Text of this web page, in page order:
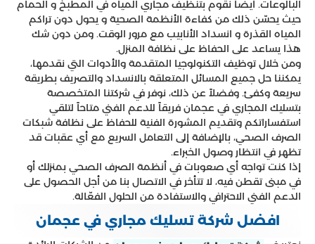
البالوعات. أيضاً نقوم بتنظيف مجاري المياه في المطبخ و الحمام
حيث يحسّن ذلك من كفاءة الأنظمة الصحية و يحول دون تراكم
المياه القذرة و انسداد الأنابيب مع مرور الوقت. ومن دون شك
هذا يساعد على الحفاظ على نظافة المنزل.
ومن خلال توظيف التكنولوجيا المتقدمة والأدوات التي نقدمها،
يمكننا حل جميع المسائل المتعلقة بالانسداد والتصريف بطريقة
سريعة وكفئ. وفضلاً عن ذلك، نوفر في شركتنا المتخصصة
بتسليك المجاري في عجمان فريقاً للدعم الفني متاحاً لتلقي
استفساراتكم وتقديم المشورة الفنية للحفاظ على نظافة شبكات
الصرف الصحي، بالإضافة إلى التعامل السريع مع أي عقبات قد
تظهر في انتظار وصول الخبراء.
إذا كنت تواجه أي صعوبات في أنظمة الصرف الصحي بمنزلك أو
في مبنى تقطن فيه، لا تتأخر في الاتصال بنا من أجل الحصول على
الدعم الفني الاحترافي والاستفادة من الحلول الفعّالة.
افضل شركة تسليك مجاري في عجمان